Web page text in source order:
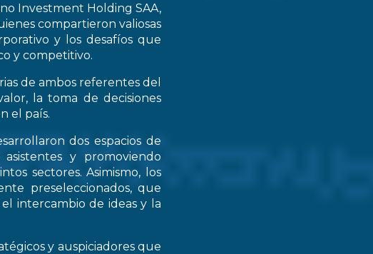
Investment Holding SAA,
compartieron valiosas
y los desafíos que
y competitivo.
de ambos referentes del
la toma de decisiones
el país.
dos espacios de
y promoviendo
sectores. Asimismo, los
preseleccionados, que
intercambio de ideas y la
y auspiciadores que